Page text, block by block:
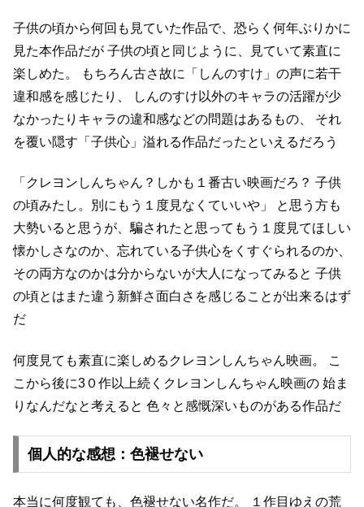
子供の頃から何回も見ていた作品で、恐らく何年ぶりかに
見た本作品だが 子供の頃と同じように、見ていて素直に
楽しめた。
もちろん古さ故に「しんのすけ」の声に若干
違和感を感じたり、
しんのすけ以外のキャラの活躍が少
なかったりキャラの違和感などの問題はあるもの、
それ
を覆い隠す「子供心」溢れる作品だったといえるだろう
「クレヨンしんちゃん？しかも１番古い映画だろ？ 子供
の頃みたし。別にもう１度見なくていいや」
と思う方も
大勢いると思うが、騙されたと思ってもう１度見てほしい
懐かしさなのか、忘れている子供心をくすぐられるのか、
その両方なのかは分からないが大人になってみると 子供
の頃とはまた違う新鮮さ面白さを感じることが出来るはず
だ
何度見ても素直に楽しめるクレヨンしんちゃん映画。
こ
こから後に3０作以上続くクレヨンしんちゃん映画の 始ま
りなんだなと考えると 色々と感慨深いものがある作品だ
個人的な感想：色褪せない
本当に何度観ても、色褪せない名作だ。
１作目ゆえの荒